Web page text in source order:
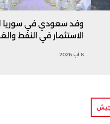
وفد سعودي في
الاستثمار في النفط
8 آب 2026